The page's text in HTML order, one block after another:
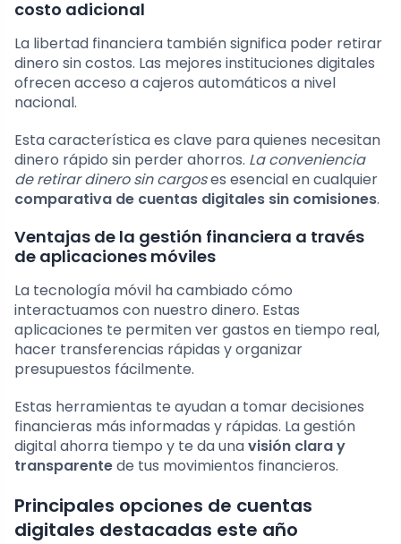
costo adicional
La libertad financiera también significa poder retirar
dinero sin costos. Las mejores instituciones digitales
ofrecen acceso a cajeros automáticos a nivel
nacional.
Esta característica es clave para quienes necesitan
dinero rápido sin perder ahorros. La conveniencia
de retirar dinero sin cargoses esencial en cualquier
comparativa de cuentas digitales sin comisiones.
Ventajas de la gestión financiera a través
de aplicaciones móviles
La tecnología móvil ha cambiado cómo
interactuamos con nuestro dinero. Estas
aplicaciones te permiten ver gastos en tiempo real,
hacer transferencias rápidas y organizar
presupuestos fácilmente.
Estas herramientas te ayudan a tomar decisiones
financieras más informadas y rápidas. La gestión
digital ahorra tiempo y te da unavisión clara y
transparentede tus movimientos financieros.
Principales opciones de cuentas
digitales destacadas este año